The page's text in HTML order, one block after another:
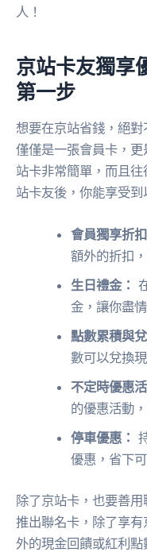
人！
京站卡友獨享
第一步
想要在京站省錢，絕
僅僅是一張會員卡，
站卡非常簡單，而且
站卡友後，你能享受到
會員獨享折扣
額外的折扣
生日禮金：
金，讓你盡
點數累積與兌
數可以兌換
不定時優惠活
的優惠活動
停車優惠：
優惠，省下
除了京站卡，也要善
推出聯名卡，除了享
外的現金回饋或紅利